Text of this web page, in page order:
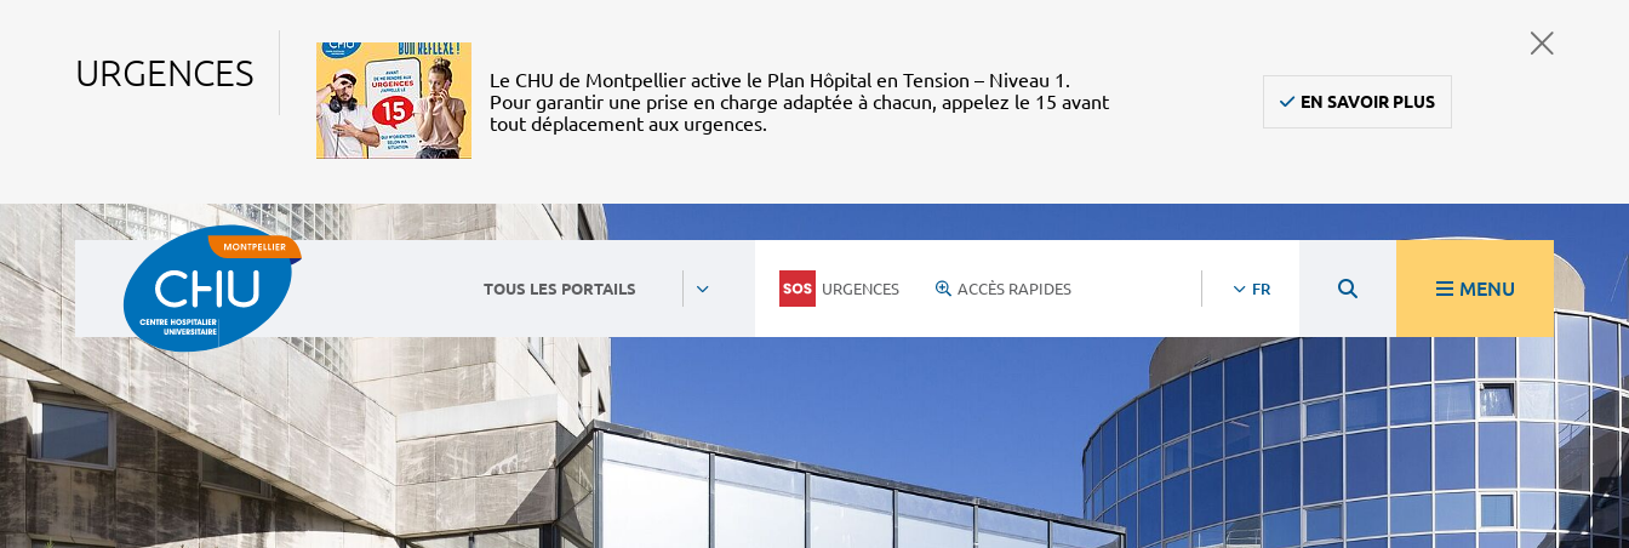
URGENCES
Le CHU de Montpellier active le Plan Hôpital en Tension – Niveau 1.
Pour garantir une prise en charge adaptée à chacun, appelez le 15 avant
tout déplacement aux urgences.
EN SAVOIR PLUS
TOUS LES PORTAILS URGENCES ACCÈS RAPIDES FR MENU